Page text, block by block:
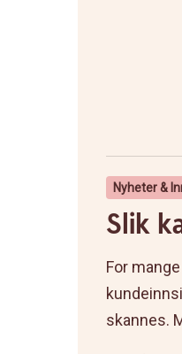
Nyheter &
Slik
For
skannes.